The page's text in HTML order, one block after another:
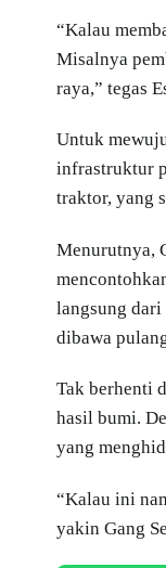
“Kalau
Misalnya
raya,” tegas
Untuk
infrastruktur
traktor, yang
Menurutnya,
langsung dari
dibawa
Tak berhenti
hasil bumi.
yang
“Kalau ini
yakin Gang